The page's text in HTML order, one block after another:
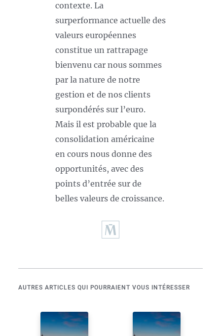
contexte. La
surperformance actuelle des
valeurs européennes
constitue un rattrapage
bienvenu car nous sommes
par la nature de notre
gestion et de nos clients
surpondérés sur l’euro.
Mais il est probable que la
consolidation américaine
en cours nous donne des
opportunités, avec des
points d’entrée sur de
belles valeurs de croissance.
AUTRES ARTICLES QUI POURRAIENT VOUS INTÉRESSER